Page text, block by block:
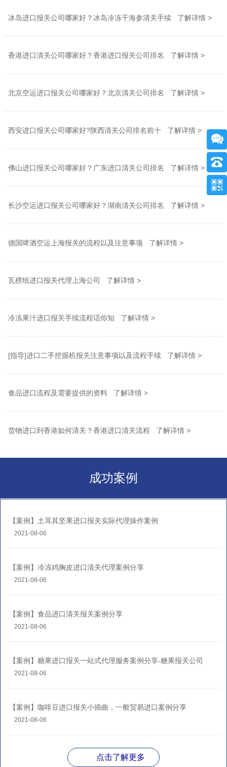
冰岛进口报关公司哪家好？冰岛冷冻干海参清关手续 了解详情 >
香港进口清关公司哪家好？香港进口报关公司排名 了解详情 >
北京空运进口报关公司哪家好？北京清关公司排名 了解详情 >
西安进口报关公司哪家好?陕西清关公司排名前十 了解详情 >
佛山进口报关公司哪家好？广东进口清关公司排名 了解详情 >
长沙空运进口报关公司哪家好？湖南清关公司排名 了解详情 >
德国啤酒空运上海报关的流程以及注意事项 了解详情 >
瓦楞纸进口报关代理上海公司 了解详情 >
冷冻果汁进口报关手续流程话你知 了解详情 >
[指导]进口二手挖掘机报关注意事项以及流程手续 了解详情 >
食品进口流程及需要提供的资料 了解详情 >
货物进口到香港如何清关？香港进口清关流程 了解详情 >
成功案例
【案例】土耳其坚果进口报关实际代理操作案例
2021-08-06
【案例】冷冻鸡胸皮进口清关代理案例分享
2021-08-06
【案例】食品进口清关报关案例分享
2021-08-06
【案例】糖果进口报关一站式代理服务案例分享-糖果报关公司
2021-08-06
【案例】咖啡豆进口报关小插曲，一般贸易进口案例分享
2021-08-06
点击了解更多